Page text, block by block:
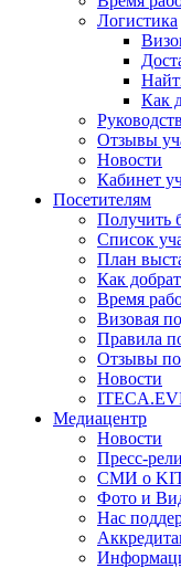
Логистика
Как
Отзывы
Новости
Кабинет
Посетителям
Получить
Список
План
Как
Время
Визовая
Правила
Отзывы
Новости
Медиацентр
Новости
Пресс-
СМИ о
Фото и
Нас